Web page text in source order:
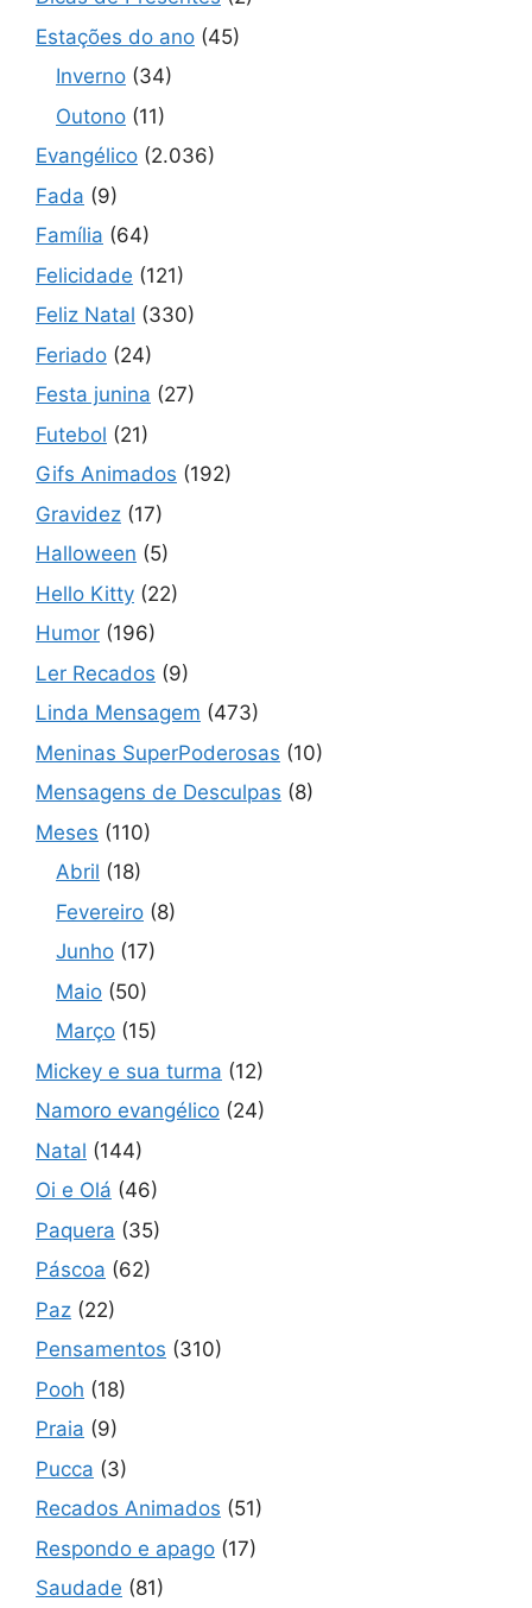
Estações do ano (45)
Inverno (34)
Outono (11)
Evangélico (2.036)
Fada (9)
Família (64)
Felicidade (121)
Feliz Natal (330)
Feriado (24)
Festa junina (27)
Futebol (21)
Gifs Animados (192)
Gravidez (17)
Halloween (5)
Hello Kitty (22)
Humor (196)
Ler Recados (9)
Linda Mensagem (473)
Meninas SuperPoderosas (10)
Mensagens de Desculpas (8)
Meses (110)
Abril (18)
Fevereiro (8)
Junho (17)
Maio (50)
Março (15)
Mickey e sua turma (12)
Namoro evangélico (24)
Natal (144)
Oi e Olá (46)
Paquera (35)
Páscoa (62)
Paz (22)
Pensamentos (310)
Pooh (18)
Praia (9)
Pucca (3)
Recados Animados (51)
Respondo e apago (17)
Saudade (81)